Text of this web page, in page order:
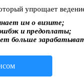
упрощает
им о визите;
и предоплаты;
больше